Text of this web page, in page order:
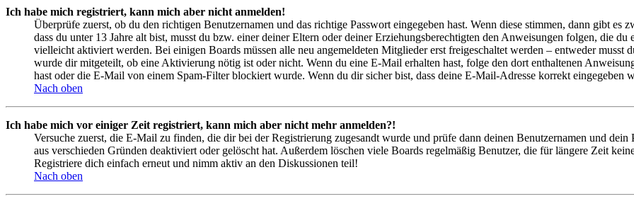
Ich habe mich registriert, kann mich aber nicht anmelden!
Überprüfe zuerst, ob du den richtigen Benutzernamen und das richtige Passwort eingegeben hast. Wenn diese stimmen, dann gibt es
dass du unter 13 Jahre alt bist, musst du bzw. einer deiner Eltern oder deiner Erziehungsberechtigten den Anweisungen folgen, die
vielleicht aktiviert werden. Bei einigen Boards müssen alle neu angemeldeten Mitglieder erst freigeschaltet werden – entweder musst
wurde dir mitgeteilt, ob eine Aktivierung nötig ist oder nicht. Wenn du eine E-Mail erhalten hast, folge den dort enthaltenen
hast oder die E-Mail von einem Spam-Filter blockiert wurde. Wenn du dir sicher bist, dass deine E-Mail-Adresse korrekt eingegeben
Nach oben
Ich habe mich vor einiger Zeit registriert, kann mich aber nicht mehr anmelden?!
Versuche zuerst, die E-Mail zu finden, die dir bei der Registrierung zugesandt wurde und prüfe dann deinen Benutzernamen und
aus verschieden Gründen deaktiviert oder gelöscht hat. Außerdem löschen viele Boards regelmäßig Benutzer, die für längere Zeit
Registriere dich einfach erneut und nimm aktiv an den Diskussionen teil!
Nach oben